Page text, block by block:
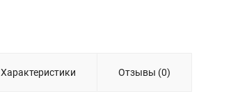
Характеристики Отзывы (0)